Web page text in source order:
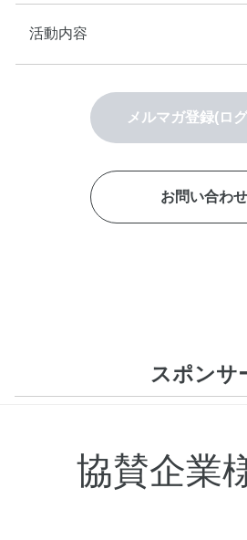
活動内容
メルマガ登録(ロ
お問い合わせ
スポンサ
協賛企業